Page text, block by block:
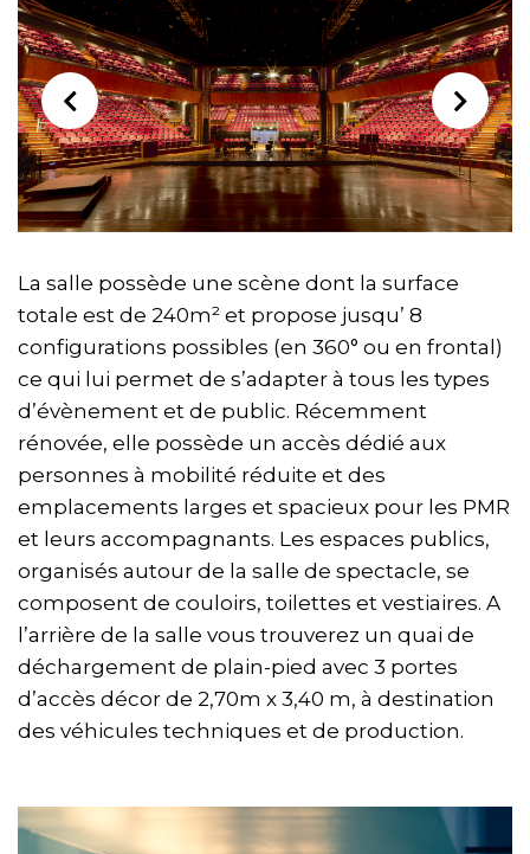
La salle possède une scène dont la surface
totale est de 240m² et propose jusqu’ 8
configurations possibles (en 360° ou en frontal)
ce qui lui permet de s’adapter à tous les types
d’évènement et de public. Récemment
rénovée, elle possède un accès dédié aux
personnes à mobilité réduite et des
emplacements larges et spacieux pour les PMR
et leurs accompagnants. Les espaces publics,
organisés autour de la salle de spectacle, se
composent de couloirs, toilettes et vestiaires. A
l’arrière de la salle vous trouverez un quai de
déchargement de plain-pied avec 3 portes
d’accès décor de 2,70m x 3,40 m, à destination
des véhicules techniques et de production.